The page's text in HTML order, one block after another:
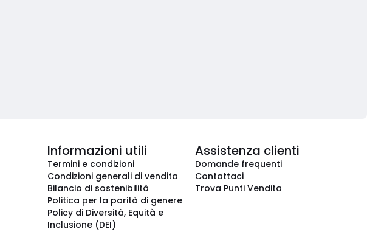
Informazioni utili
Termini e condizioni
Condizioni generali di vendita
Bilancio di sostenibilità
Politica per la parità di genere
Policy di Diversità, Equità e
Inclusione (DEI)
Assistenza clienti
Domande frequenti
Contattaci
Trova Punti Vendita